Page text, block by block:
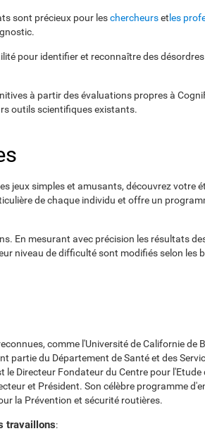
sont précieux pour leschercheurset les
pour identifier et reconnaître des
à partir des évaluations propres à
outils scientifiques existants.
jeux simples et amusants, découvrez votre
de chaque individu et offre un
En mesurant avec précision les résultats
niveau de difficulté sont modifiés selon les
comme l'Université de Californie de
du Département de Santé et des
Directeur Fondateur du Centre pour
et Président. Son célèbre programme
la Prévention et sécurité routières.
travaillons: